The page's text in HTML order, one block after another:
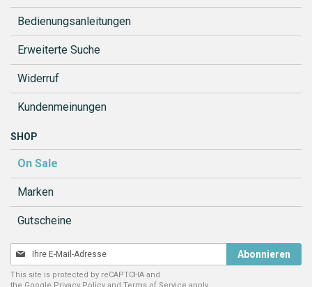
Bedienungsanleitungen
Erweiterte Suche
Widerruf
Kundenmeinungen
SHOP
On Sale
Marken
Gutscheine
Melden
Sie
sich
Abonnieren
This site is protected by reCAPTCHA and